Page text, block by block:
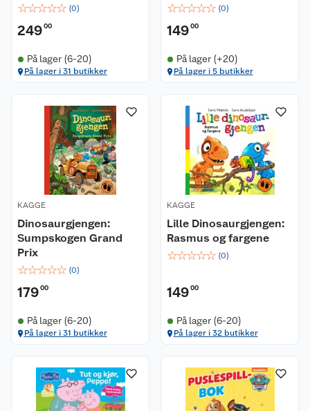
☆☆☆☆☆ (0)
24900
På lager (6-20)
På lager i 31 butikker
☆☆☆☆☆ (0)
14900
På lager (+20)
På lager i 5 butikker
KAGGE
Dinosaurgjengen:
Sumpskogen Grand
Prix
☆☆☆☆☆ (0)
17900
På lager (6-20)
På lager i 31 butikker
KAGGE
Lille Dinosaurgjengen:
Rasmus og fargene
☆☆☆☆☆ (0)
14900
På lager (6-20)
På lager i 32 butikker